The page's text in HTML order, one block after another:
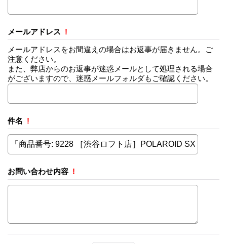
メールアドレス !
メールアドレスをお間違えの場合はお返事が届きません。ご
注意ください。
また、弊店からのお返事が迷惑メールとして処理される場合
がございますので、迷惑メールフォルダもご確認ください。
件名 !
お問い合わせ内容 !